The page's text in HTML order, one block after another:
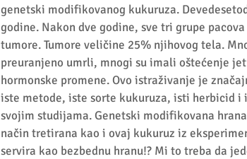
genetski modifikovanog kukuruza.
godine. Nakon dve godine, sve tri grupe
tumore. Tumore veličine 25% njihovog tela.
preuranjeno umrli, mnogi su imali oštećenje
hormonske promene. Ovo istraživanje je
iste metode, iste sorte kukuruza, isti herbicid i
svojim studijama. Genetski modifikovana
način tretirana kao i ovaj kukuruz iz
servira kao bezbednu hranu!? Mi to treba da